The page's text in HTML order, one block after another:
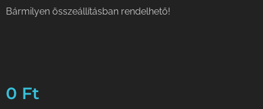
Bármilyen összeállításban rendelhető!
0 Ft